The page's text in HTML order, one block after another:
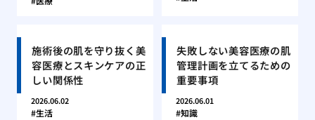
施術後の肌を守り抜く美
容医療とスキンケアの正
しい関係性
2026.06.02
生活
失敗しない美容医療の肌
管理計画を立てるための
重要事項
2026.06.01
知識